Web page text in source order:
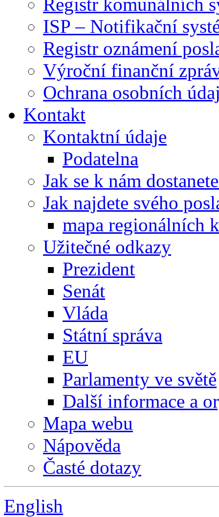
ISP – Notifikační
Registr oznámení
Výroční finanční
Ochrana osobních
Kontakt
Kontaktní údaje
Podatelna
Jak se k nám
Jak najdete svého
mapa regionálních
Užitečné odkazy
Prezident
Senát
Vláda
Státní správa
EU
Parlamenty ve světě
Další informace a
Mapa webu
Nápověda
Časté dotazy
English